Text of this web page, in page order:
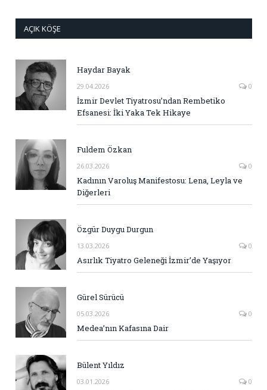
AÇIK KÖŞE
Haydar Bayak
29.04.2026 0
İzmir Devlet Tiyatrosu’ndan Rembetiko
Efsanesi: İki Yaka Tek Hikaye
Fuldem Özkan
26.03.2026 0
Kadının Varoluş Manifestosu: Lena, Leyla ve
Diğerleri
Özgür Duygu Durgun
13.03.2026 0
Asırlık Tiyatro Geleneği İzmir’de Yaşıyor
Gürel Sürücü
05.03.2026 0
Medea’nın Kafasına Dair
Bülent Yıldız
03.01.2026 0